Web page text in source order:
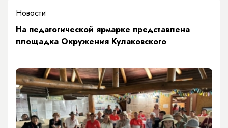
Новости
​На педагогической ярмарке представлена
площадка Окружения Кулаковского